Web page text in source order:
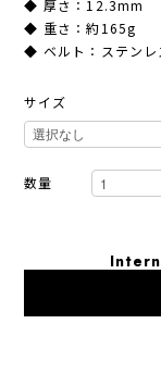
◆ 厚さ：12.3mm
◆ 重さ：約165g
◆ ベルト：ステンレ
サイズ
数量